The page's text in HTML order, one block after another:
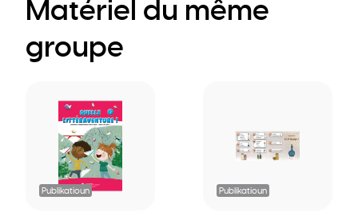
Matériel du même
groupe
Publikatioun Publikatioun